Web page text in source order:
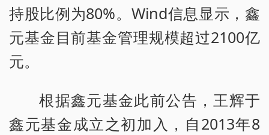
持股比例为80%。Wind信息显示，鑫
元基金目前基金管理规模超过2100亿
元。
根据鑫元基金此前公告，王辉于
鑫元基金成立之初加入，自2013年8